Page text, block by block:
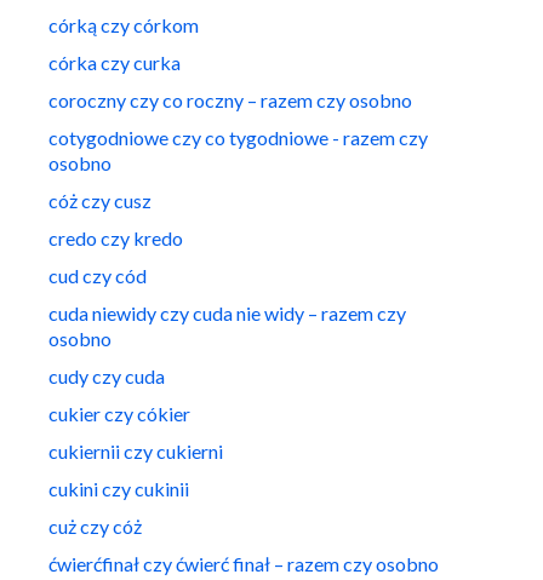
córką czy córkom
córka czy curka
coroczny czy co roczny – razem czy osobno
cotygodniowe czy co tygodniowe - razem czy
osobno
cóż czy cusz
credo czy kredo
cud czy cód
cuda niewidy czy cuda nie widy – razem czy
osobno
cudy czy cuda
cukier czy cókier
cukiernii czy cukierni
cukini czy cukinii
cuż czy cóż
ćwierćfinał czy ćwierć finał – razem czy osobno